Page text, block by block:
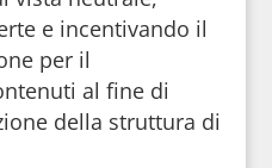
e incentivando il
per il
al fine di
della struttura di